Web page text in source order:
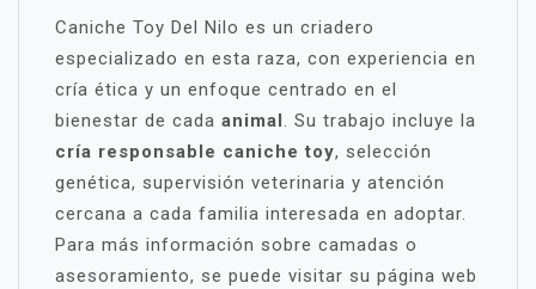
Caniche Toy Del Nilo es un criadero
especializado en esta raza, con experiencia en
cría ética y un enfoque centrado en el
bienestar de cada animal. Su trabajo incluye la
cría responsable caniche toy, selección
genética, supervisión veterinaria y atención
cercana a cada familia interesada en adoptar.
Para más información sobre camadas o
asesoramiento, se puede visitar su página web